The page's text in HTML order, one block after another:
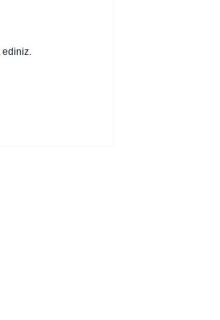
ediniz.